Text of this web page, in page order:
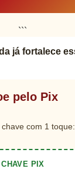
```
já fortalece
pelo Pix
com 1 toque:
CHAVE PIX